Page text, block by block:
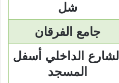
شل
جامع الفرقان
الشارع الداخلي أسفل
المسجد